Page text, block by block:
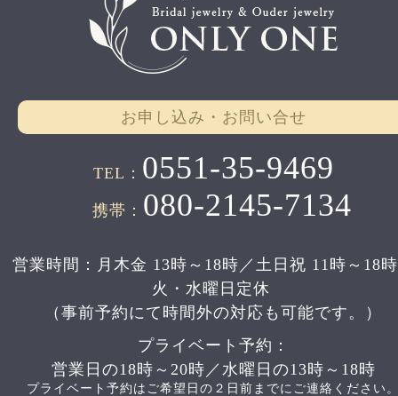
お申し込み・お問い合せ
TEL： 0551-35-9469
携帯： 080-2145-7134
営業時間：月木金 13時～18時／土日祝 11時～18
火・水曜日定休
（事前予約にて時間外の対応も可能です。）
プライベート予約：
営業日の18時～20時／水曜日の13時～18時
プライベート予約はご希望日の２日前までにご連絡ください